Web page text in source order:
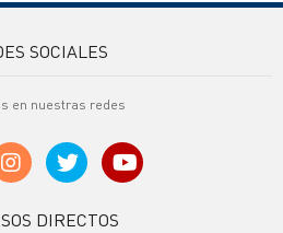
SOCIALES
en nuestras redes
DIRECTOS